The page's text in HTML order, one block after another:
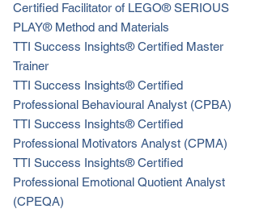
Certified Facilitator of LEGO® SERIOUS
PLAY® Method and Materials
TTI Success Insights® Certified Master
Trainer
TTI Success Insights® Certified
Professional Behavioural Analyst (CPBA)
TTI Success Insights® Certified
Professional Motivators Analyst (CPMA)
TTI Success Insights® Certified
Professional Emotional Quotient Analyst
(CPEQA)